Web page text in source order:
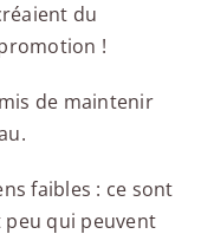
du
!
de maintenir
faibles : ce sont
peu qui peuvent